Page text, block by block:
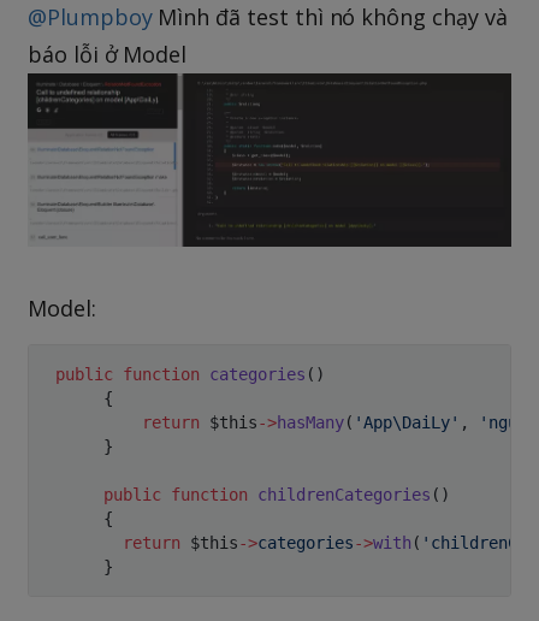
@PlumpboyMình đã test thì nó không chạy và
báo lỗi ở Model
Model:
public function categories ( )
{
return
$this->hasMany( 'App\DaiLy' ,
}
public function childrenCategories ( )
{
return
$this->categories->with (
}